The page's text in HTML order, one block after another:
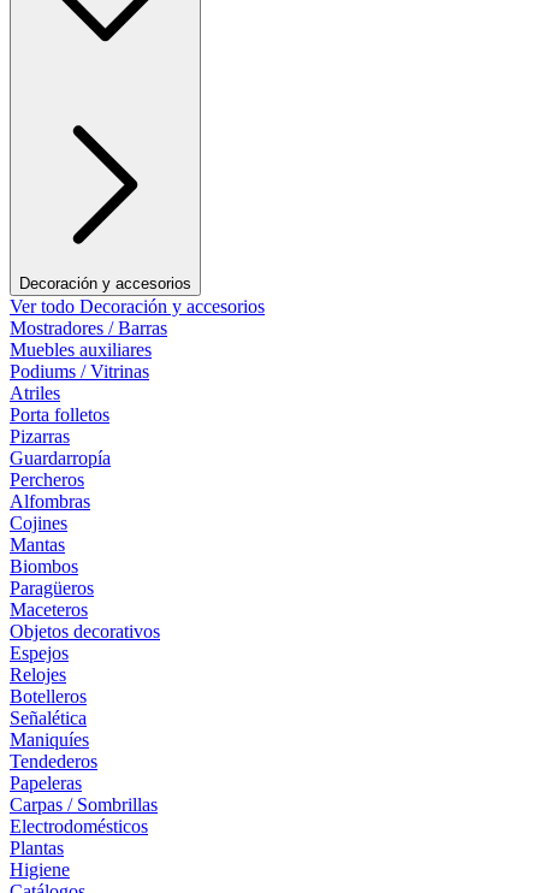
Decoración y accesorios
Ver todo Decoración y accesorios
Mostradores / Barras
Muebles auxiliares
Podiums / Vitrinas
Atriles
Porta folletos
Pizarras
Guardarropía
Percheros
Alfombras
Cojines
Mantas
Biombos
Paragüeros
Maceteros
Objetos decorativos
Espejos
Relojes
Botelleros
Señalética
Maniquíes
Tendederos
Papeleras
Carpas / Sombrillas
Electrodomésticos
Plantas
Higiene